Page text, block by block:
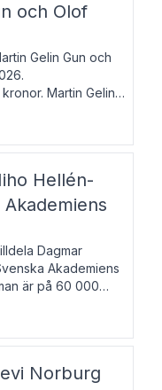
och Olof
Gelin Gun och
Martin Gelin,
Han lever
år bosat
Hellén-
Dagmar
Akademiens
är på 60 000
översätter
Norburg